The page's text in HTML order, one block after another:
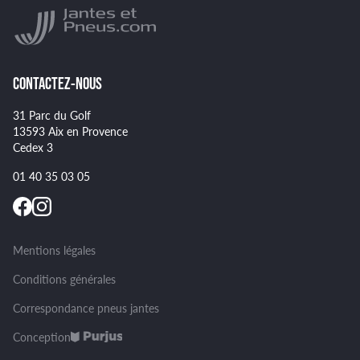
GOODYEAR
Montage et démontage de vos pneus
Spécificités pour certains pneus
CONTACTEZ-NOUS
31 Parc du Golf
13593 Aix en Provence
Cedex 3
01 40 35 03 05
Mentions légales
Conditions générales
Correspondance pneus jantes
Conception